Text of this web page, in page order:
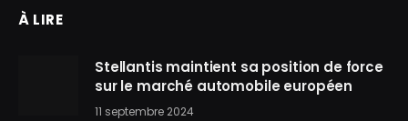
À LIRE
Stellantis maintient sa position de force
sur le marché automobile européen
11 septembre 2024